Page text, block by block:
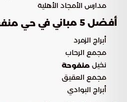
مدارس الأمجاد الأهلية
أفضل 5 مباني في حي
أبراج الزمرد
مجمع الرحاب
نخيل منفوحة
مجمع العقيق
أبراج البوادي